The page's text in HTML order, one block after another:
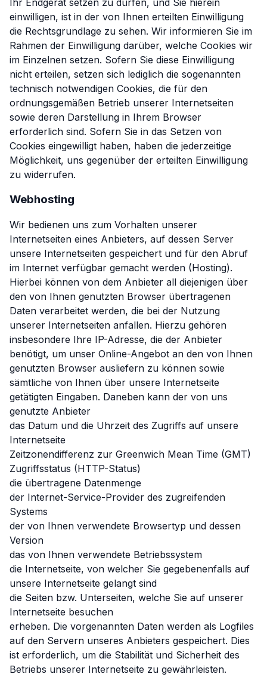
Ihr Endgerät setzen zu dürfen, und Sie hierein
einwilligen, ist in der von Ihnen erteilten Einwilligung
die Rechtsgrundlage zu sehen. Wir informieren Sie im
Rahmen der Einwilligung darüber, welche Cookies wir
im Einzelnen setzen. Sofern Sie diese Einwilligung
nicht erteilen, setzen sich lediglich die sogenannten
technisch notwendigen Cookies, die für den
ordnungsgemäßen Betrieb unserer Internetseiten
sowie deren Darstellung in Ihrem Browser
erforderlich sind. Sofern Sie in das Setzen von
Cookies eingewilligt haben, haben die jederzeitige
Möglichkeit, uns gegenüber der erteilten Einwilligung
zu widerrufen.
Webhosting
Wir bedienen uns zum Vorhalten unserer
Internetseiten eines Anbieters, auf dessen Server
unsere Internetseiten gespeichert und für den Abruf
im Internet verfügbar gemacht werden (Hosting).
Hierbei können von dem Anbieter all diejenigen über
den von Ihnen genutzten Browser übertragenen
Daten verarbeitet werden, die bei der Nutzung
unserer Internetseiten anfallen. Hierzu gehören
insbesondere Ihre IP-Adresse, die der Anbieter
benötigt, um unser Online-Angebot an den von Ihnen
genutzten Browser ausliefern zu können sowie
sämtliche von Ihnen über unsere Internetseite
getätigten Eingaben. Daneben kann der von uns
genutzte Anbieter
das Datum und die Uhrzeit des Zugriffs auf unsere
Internetseite
Zeitzonendifferenz zur Greenwich Mean Time (GMT)
Zugriffsstatus (HTTP-Status)
die übertragene Datenmenge
der Internet-Service-Provider des zugreifenden
Systems
der von Ihnen verwendete Browsertyp und dessen
Version
das von Ihnen verwendete Betriebssystem
die Internetseite, von welcher Sie gegebenenfalls auf
unsere Internetseite gelangt sind
die Seiten bzw. Unterseiten, welche Sie auf unserer
Internetseite besuchen
erheben. Die vorgenannten Daten werden als Logfiles
auf den Servern unseres Anbieters gespeichert. Dies
ist erforderlich, um die Stabilität und Sicherheit des
Betriebs unserer Internetseite zu gewährleisten.